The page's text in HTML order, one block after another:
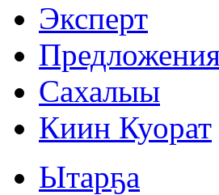
Эксперт
Сахалыы
Киин Куорат
Ытарҕа